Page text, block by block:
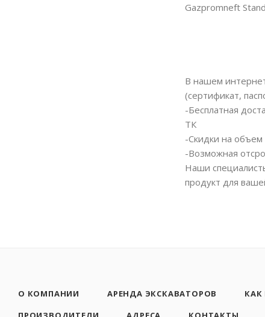
Gazpromneft
В нашем
(сертификат,
-Бесплатная
ТК
-Скидки на объем
-Возможная
Наши
продукт для
О КОМПАНИИ АРЕНДА ЭКСКАВАТОРОВ
КАК